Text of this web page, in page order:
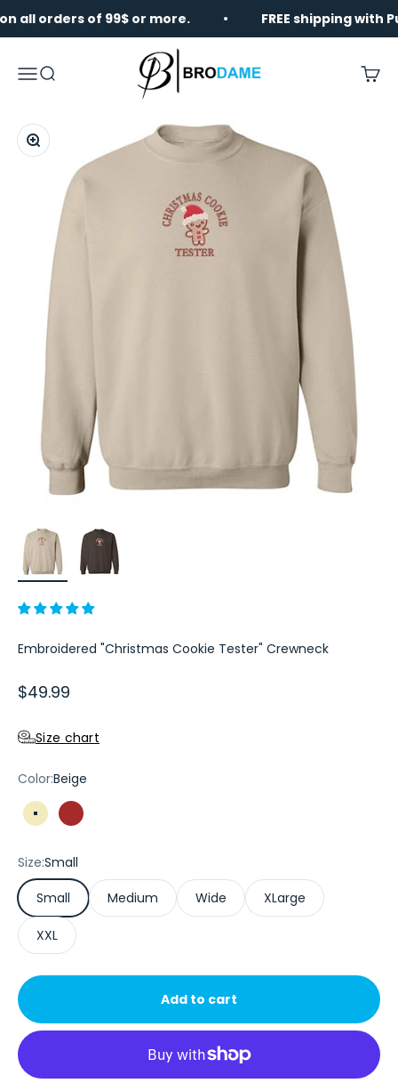
orders of 99$ or more. FREE shipping with
MenuSearch
Brodame
Cart
Zoom
Embroidered "Christmas Cookie Tester" Crewneck
Sale price
$49.99
Size chart
Color:Beige
BeigeBrown
Size:Small
Small
Medium Wide XLarge
XXL
Add to cart